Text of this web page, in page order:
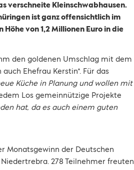
verschneite Kleinschwabhausen.
ist ganz offensichtlich im
von 1,2 Millionen Euro in die
den goldenen Umschlag mit dem
auch Ehefrau Kerstin*. Für das
Küche in Planung und wollen mit
Los gemeinnützige Projekte
hat, da es auch einem guten
Monatsgewinn der Deutschen
278 Teilnehmer freuten